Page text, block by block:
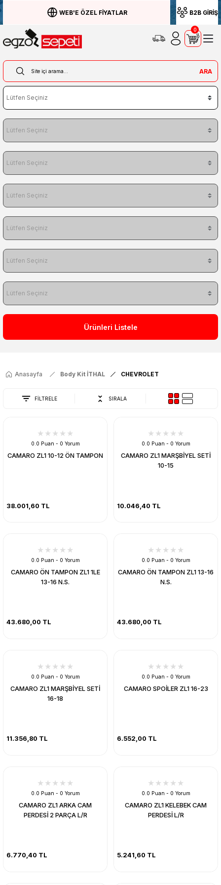
WEB'E ÖZEL FİYATLAR B2B GİRİŞ
ARA
0
Ürünleri Listele
Anasayfa Body Kit İTHAL CHEVROLET
FİLTRELE SIRALA
0.0 Puan - 0 Yorum
CAMARO ZL1 10-12 ÖN TAMPON
38.001,60 TL
0.0 Puan - 0 Yorum
CAMARO ZL1 MARŞBİYEL SETİ
10-15
10.046,40 TL
0.0 Puan - 0 Yorum
CAMARO ÖN TAMPON ZL1 1LE
13-16 N.S.
43.680,00 TL
0.0 Puan - 0 Yorum
CAMARO ÖN TAMPON ZL1 13-16
N.S.
43.680,00 TL
0.0 Puan - 0 Yorum
CAMARO ZL1 MARŞBİYEL SETİ
16-18
11.356,80 TL
0.0 Puan - 0 Yorum
CAMARO SPOİLER ZL1 16-23
6.552,00 TL
0.0 Puan - 0 Yorum
CAMARO ZL1 ARKA CAM
PERDESİ 2 PARÇA L/R
6.770,40 TL
0.0 Puan - 0 Yorum
CAMARO ZL1 KELEBEK CAM
PERDESİ L/R
5.241,60 TL